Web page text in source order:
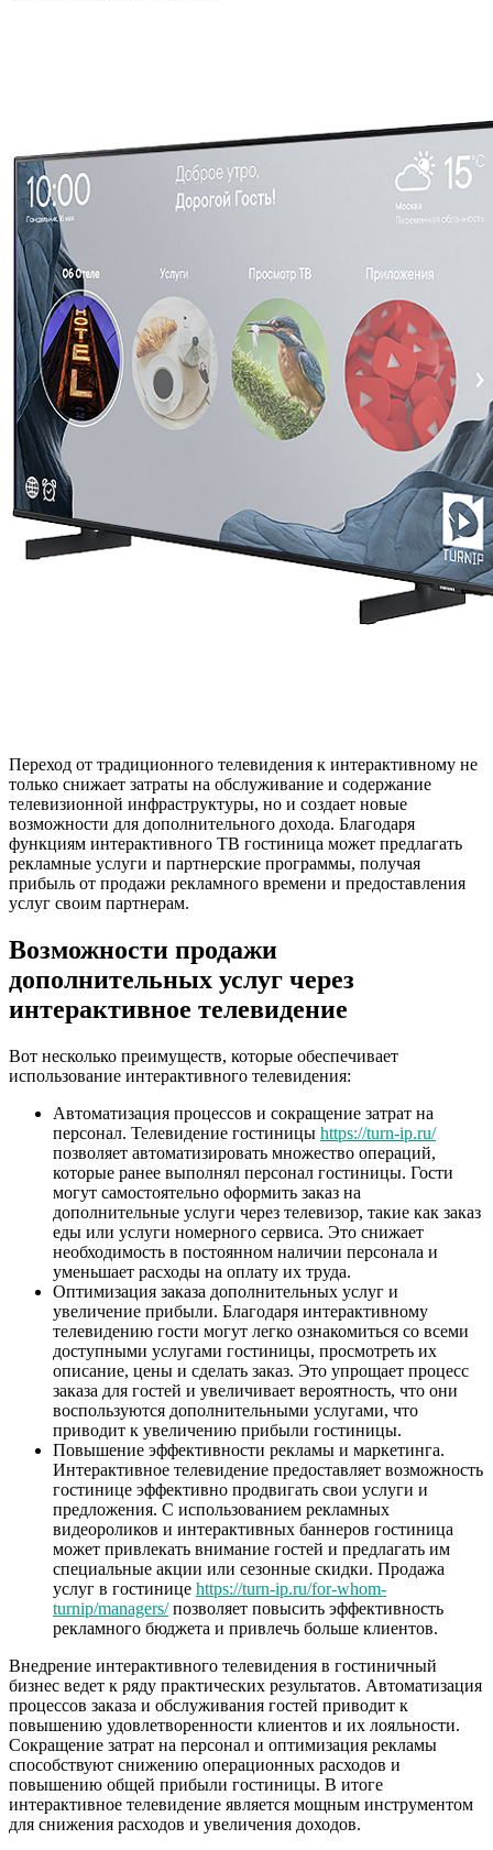
Переход от традиционного телевидения к интерактивному не
только снижает затраты на обслуживание и содержание
телевизионной инфраструктуры, но и создает новые
возможности для дополнительного дохода. Благодаря
функциям интерактивного ТВ гостиница может предлагать
рекламные услуги и партнерские программы, получая
прибыль от продажи рекламного времени и предоставления
услуг своим партнерам.
Возможности продажи
дополнительных услуг через
интерактивное телевидение
Вот несколько преимуществ, которые обеспечивает
использование интерактивного телевидения:
Автоматизация процессов и сокращение затрат на
персонал. Телевидение гостиницы https://turn-ip.ru/
позволяет автоматизировать множество операций,
которые ранее выполнял персонал гостиницы. Гости
могут самостоятельно оформить заказ на
дополнительные услуги через телевизор, такие как заказ
еды или услуги номерного сервиса. Это снижает
необходимость в постоянном наличии персонала и
уменьшает расходы на оплату их труда.
Оптимизация заказа дополнительных услуг и
увеличение прибыли. Благодаря интерактивному
телевидению гости могут легко ознакомиться со всеми
доступными услугами гостиницы, просмотреть их
описание, цены и сделать заказ. Это упрощает процесс
заказа для гостей и увеличивает вероятность, что они
воспользуются дополнительными услугами, что
приводит к увеличению прибыли гостиницы.
Повышение эффективности рекламы и маркетинга.
Интерактивное телевидение предоставляет возможность
гостинице эффективно продвигать свои услуги и
предложения. С использованием рекламных
видеороликов и интерактивных баннеров гостиница
может привлекать внимание гостей и предлагать им
специальные акции или сезонные скидки. Продажа
услуг в гостинице https://turn-ip.ru/for-whom-
turnip/managers/позволяет повысить эффективность
рекламного бюджета и привлечь больше клиентов.
Внедрение интерактивного телевидения в гостиничный
бизнес ведет к ряду практических результатов. Автоматизация
процессов заказа и обслуживания гостей приводит к
повышению удовлетворенности клиентов и их лояльности.
Сокращение затрат на персонал и оптимизация рекламы
способствуют снижению операционных расходов и
повышению общей прибыли гостиницы. В итоге
интерактивное телевидение является мощным инструментом
для снижения расходов и увеличения доходов.